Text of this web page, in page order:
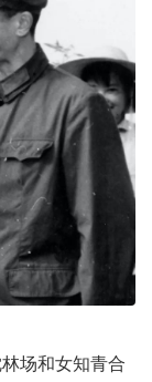
场和女知青合